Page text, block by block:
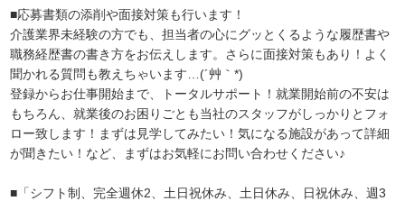
■応募書類の添削や面接対策も行います！
介護業界未経験の方でも、担当者の心にグッとくるような履歴書や
職務経歴書の書き方をお伝えします。さらに面接対策もあり！よく
聞かれる質問も教えちゃいます…(´艸｀*)
登録からお仕事開始まで、トータルサポート！就業開始前の不安は
もちろん、就業後のお困りごとも当社のスタッフがしっかりとフォ
ロー致します！まずは見学してみたい！気になる施設があって詳細
が聞きたい！など、まずはお気軽にお問い合わせください♪
■「シフト制、完全週休2、土日祝休み、土日休み、日祝休み、週3